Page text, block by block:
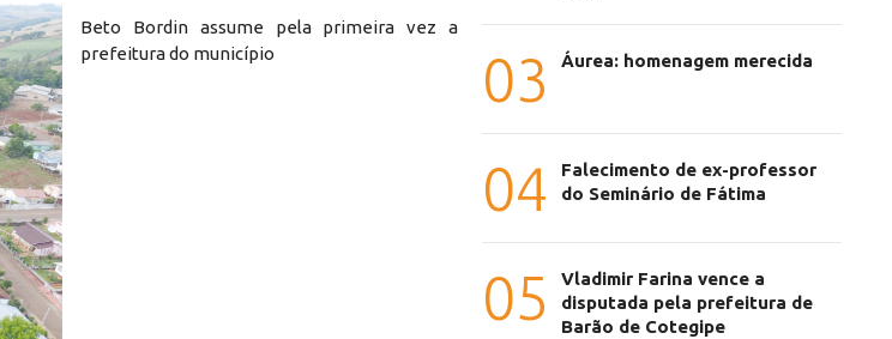
Beto Bordin assume pela primeira vez a
prefeitura do município
03 Áurea: homenagem merecida
04
Falecimento de ex-professor
do Seminário de Fátima
05
Vladimir Farina vence a
disputada pela prefeitura de
Barão de Cotegipe